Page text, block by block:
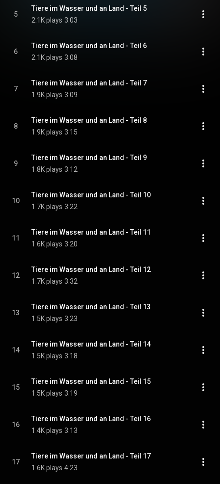
5
Tiere im Wasser und an Land - Teil 5
2.1K plays 3:03
6
Tiere im Wasser und an Land - Teil 6
2.1K plays 3:08
7
Tiere im Wasser und an Land - Teil 7
1.9K plays 3:09
8
Tiere im Wasser und an Land - Teil 8
1.9K plays 3:15
9
Tiere im Wasser und an Land - Teil 9
1.8K plays 3:12
10
Tiere im Wasser und an Land - Teil 10
1.7K plays 3:22
11
Tiere im Wasser und an Land - Teil 11
1.6K plays 3:20
12
Tiere im Wasser und an Land - Teil 12
1.7K plays 3:32
13
Tiere im Wasser und an Land - Teil 13
1.5K plays 3:23
14
Tiere im Wasser und an Land - Teil 14
1.5K plays 3:18
15
Tiere im Wasser und an Land - Teil 15
1.5K plays 3:19
16
Tiere im Wasser und an Land - Teil 16
1.4K plays 3:13
17
Tiere im Wasser und an Land - Teil 17
1.6K plays 4:23